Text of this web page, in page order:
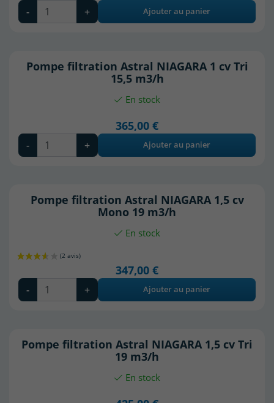
- + Ajouter au panier
Pompe filtration Astral NIAGARA 1 cv Tri
15,5 m3/h
En stock
365,00 €
- + Ajouter au panier
Pompe filtration Astral NIAGARA 1,5 cv
Mono 19 m3/h
En stock
347,00 €
- + Ajouter au panier
Pompe filtration Astral NIAGARA 1,5 cv Tri
19 m3/h
En stock